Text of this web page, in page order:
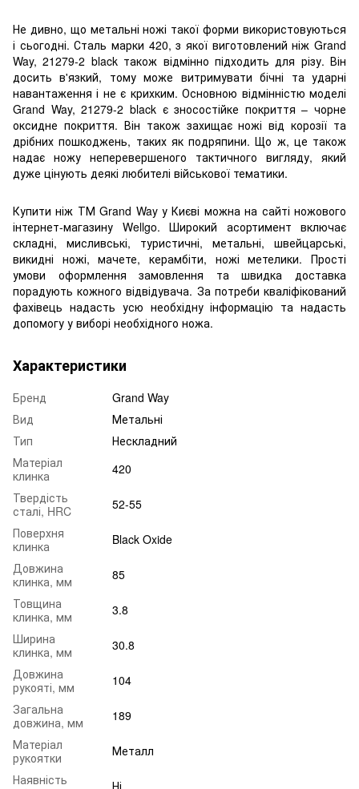
Не дивно, що метальні ножі такої форми використовуються
і сьогодні. Сталь марки 420, з якої виготовлений ніж Grand
Way, 21279-2 black також відмінно підходить для різу. Він
досить в'язкий, тому може витримувати бічні та ударні
навантаження і не є крихким. Основною відмінністю моделі
Grand Way, 21279-2 black є зносостійке покриття – чорне
оксидне покриття. Він також захищає ножі від корозії та
дрібних пошкоджень, таких як подряпини. Що ж, це також
надає ножу неперевершеного тактичного вигляду, який
дуже цінують деякі любителі військової тематики.
Купити ніж ТМ Grand Way у Києві можна на сайті ножового
інтернет-магазину Wellgo. Широкий асортимент включає
складні, мисливські, туристичні, метальні, швейцарські,
викидні ножі, мачете, керамбіти, ножі метелики. Прості
умови оформлення замовлення та швидка доставка
порадують кожного відвідувача. За потреби кваліфікований
фахівець надасть усю необхідну інформацію та надасть
допомогу у виборі необхідного ножа.
Характеристики
Бренд
Grand Way
Вид
Метальні
Тип
Нескладний
Матеріал
клинка
420
Твердість
сталі, HRC
52-55
Поверхня
клинка
Black Oxide
Довжина
клинка, мм
85
Товщина
клинка, мм
3.8
Ширина
клинка, мм
30.8
Довжина
рукояті, мм
104
Загальна
довжина, мм
189
Матеріал
рукоятки
Металл
Наявність
Ні